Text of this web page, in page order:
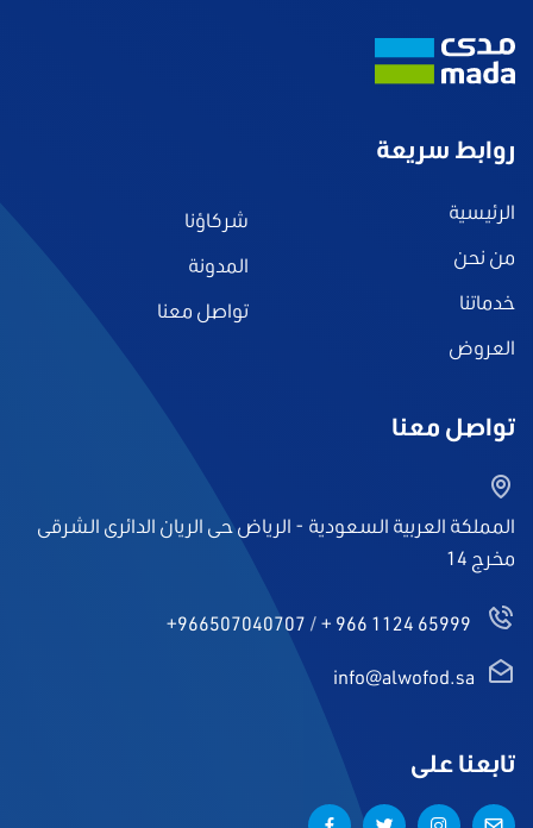
روابط سريعة
الرئيسية
من نحن
خدماتنا
العروض
شركاؤنا
المدونة
تواصل معنا
تواصل معنا
المملكة العربية السعودية - الرياض حى الريان الدائرى الشرقى
مخرج 14
+ 966 1124 65999
/
+966507040707
info@alwofod.sa
تابعنا على